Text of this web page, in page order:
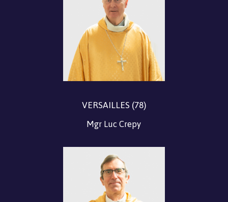
VERSAILLES (78)
Mgr Luc Crepy